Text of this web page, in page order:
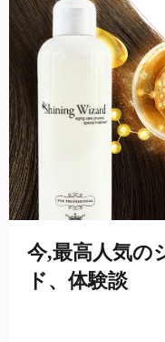
今,最高人気の
ド、体験談